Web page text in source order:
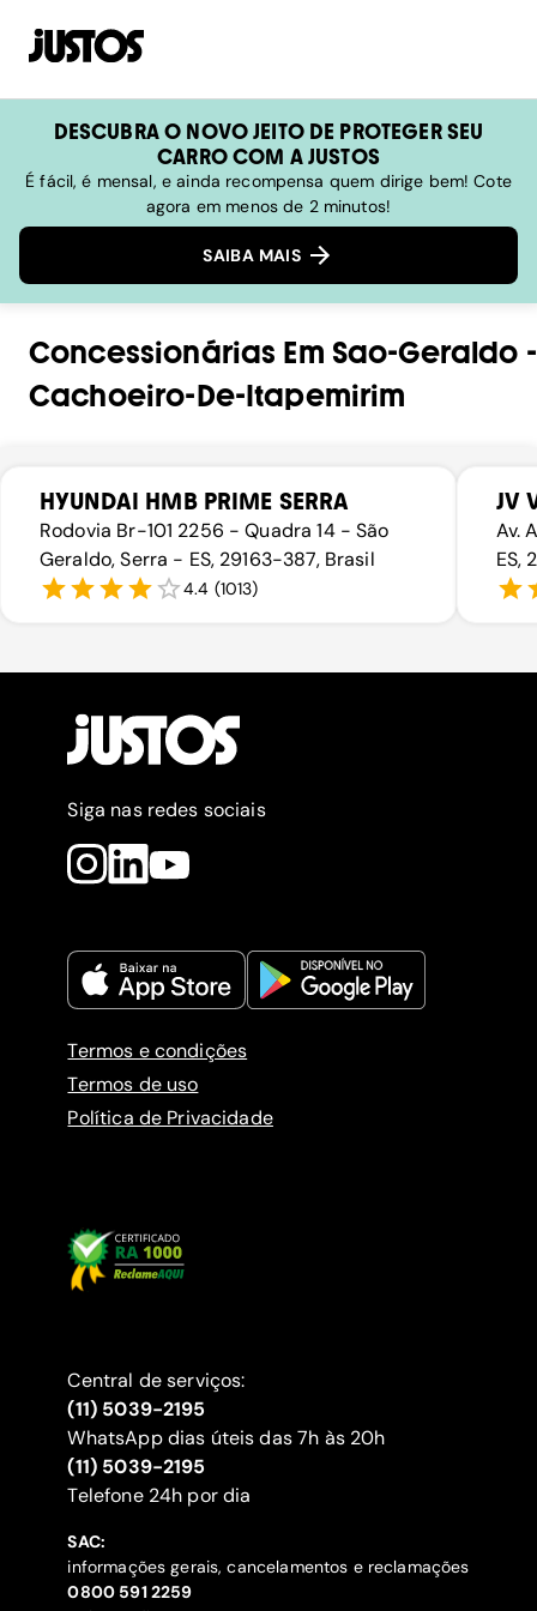
DESCUBRA O NOVO JEITO DE PROTEGER SEU
CARRO COM A JUSTOS
É fácil, é mensal, e ainda recompensa quem dirige bem! Cote
agora em menos de 2 minutos!
SAIBA MAIS
Concessionárias Em Sao-Geraldo -
Cachoeiro-De-Itapemirim
HYUNDAI HMB PRIME SERRA
Rodovia Br-101 2256 - Quadra 14 - São
Geraldo, Serra - ES, 29163-387, Brasil
4.4 (1013)
JV
Av.
ES,
Siga nas redes sociais
Termos e condições
Termos de uso
Política de Privacidade
Central de serviços:
(11) 5039-2195
WhatsApp dias úteis das 7h às 20h
(11) 5039-2195
‍Telefone 24h por dia
SAC:
informações gerais, cancelamentos e reclamações
‍0800 591 2259